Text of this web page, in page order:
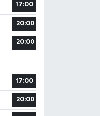
17:00
20:00
20:00
17:00
20:00